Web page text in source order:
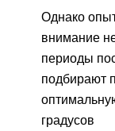
Однако
внимание
периоды
подбирают
градусов